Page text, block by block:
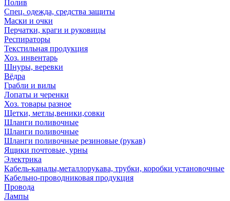
Полив
Спец. одежда, средства защиты
Маски и очки
Перчатки, краги и руковицы
Респираторы
Текстильная продукция
Хоз. инвентарь
Шнуры, веревки
Вёдра
Грабли и вилы
Лопаты и черенки
Хоз. товары разное
Щетки, метлы,веники,совки
Шланги поливочные
Шланги поливочные
Шланги поливочные резиновые (рукав)
Ящики почтовые, урны
Электрика
Кабель-каналы,металлорукава, трубки, коробки установочные
Кабельно-проводниковая продукция
Провода
Лампы